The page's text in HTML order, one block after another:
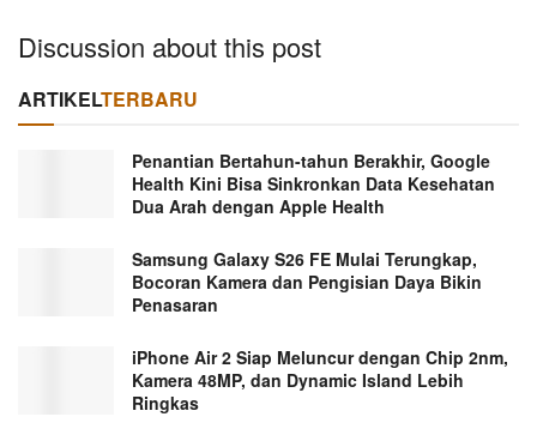
Discussion about this post
ARTIKELTERBARU
Penantian Bertahun-tahun Berakhir, Google
Health Kini Bisa Sinkronkan Data Kesehatan
Dua Arah dengan Apple Health
Samsung Galaxy S26 FE Mulai Terungkap,
Bocoran Kamera dan Pengisian Daya Bikin
Penasaran
iPhone Air 2 Siap Meluncur dengan Chip 2nm,
Kamera 48MP, dan Dynamic Island Lebih
Ringkas